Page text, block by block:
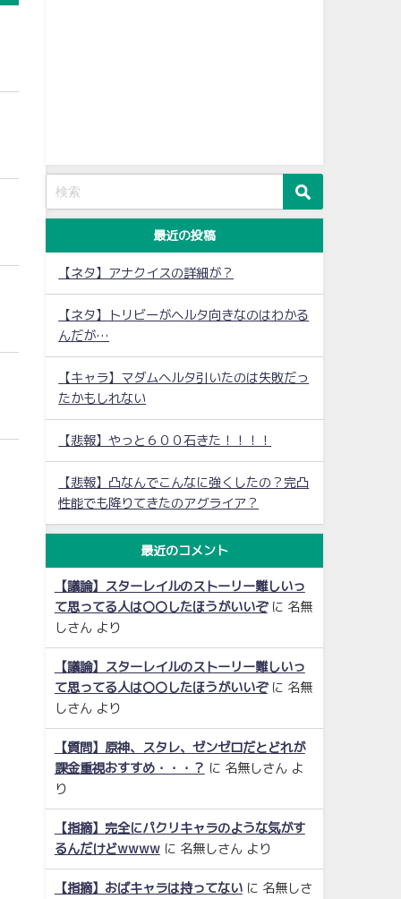
最近の投稿
【ネタ】アナクイスの詳細が？
【ネタ】トリビーがヘルタ向きなのはわかる
んだが…
【キャラ】マダムヘルタ引いたのは失敗だっ
たかもしれない
【悲報】やっと６００石きた！！！！
【悲報】凸なんでこんなに強くしたの？完凸
性能でも降りてきたのアグライア？
最近のコメント
【議論】スターレイルのストーリー難しいっ
て思ってる人は〇〇したほうがいいぞに 名無
しさんより
【議論】スターレイルのストーリー難しいっ
て思ってる人は〇〇したほうがいいぞに 名無
しさんより
【質問】原神、スタレ、ゼンゼロだとどれが
課金重視おすすめ・・・？ に 名無しさんよ
り
【指摘】完全にパクリキャラのような気がす
るんだけどwwwwに 名無しさんより
【指摘】おばキャラは持ってないに 名無しさ